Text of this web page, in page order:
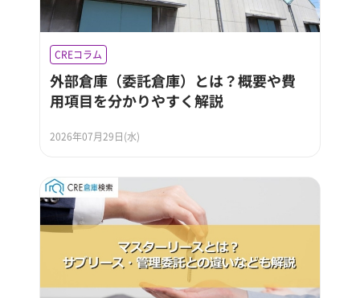
CREコラム
外部倉庫（委託倉庫）とは？概要や費
用項目を分かりやすく解説
2026年07月29日(水)